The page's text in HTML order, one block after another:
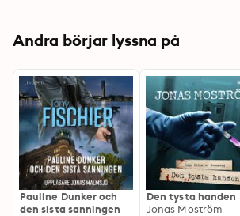
Wyldthorn Academy series. It is a
and more. Great for fans of Ruthless
and Black Veil University. Join Mara
self-discovery today!
Andra börjar lyssna på
Pauline Dunker och
den sista sanningen
Den tysta handen
Jonas Moström